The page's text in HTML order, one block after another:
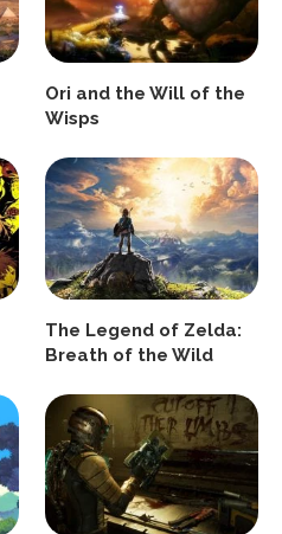
Ori and the Will of the
Wisps
The Legend of Zelda:
Breath of the Wild